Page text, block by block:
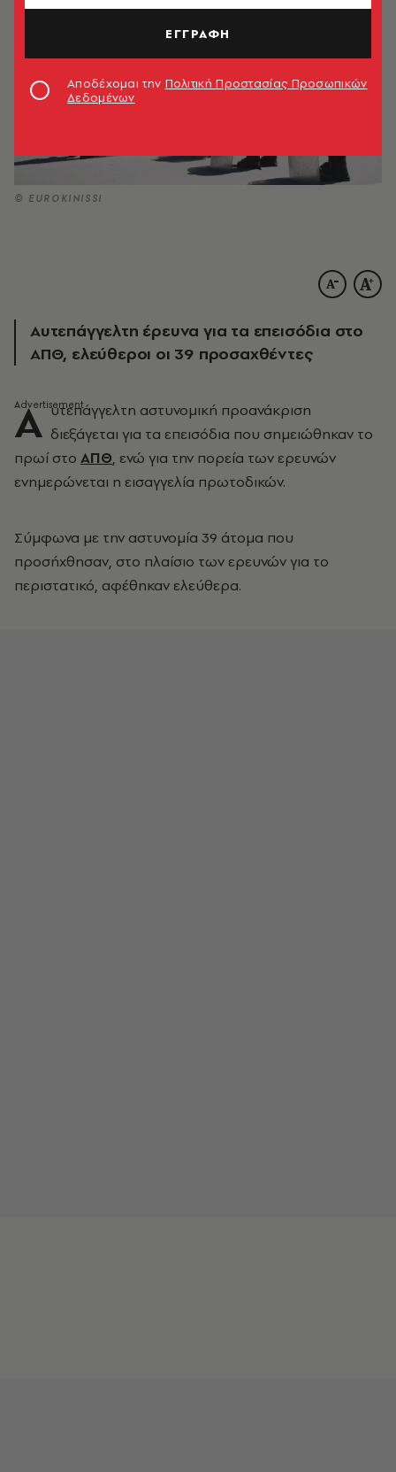
© EUROKINISSI
Αυτεπάγγελτη έρευνα για τα επεισόδια στο
ΑΠΘ, ελεύθεροι οι 39 προσαχθέντες
Α υτεπάγγελτη αστυνομική προανάκριση
διεξάγεται για τα επεισόδια που σημειώθηκαν το
πρωί στο ΑΠΘ, ενώ για την πορεία των ερευνών
ενημερώνεται η εισαγγελία πρωτοδικών.
Σύμφωνα με την αστυνομία 39 άτομα που
προσήχθησαν, στο πλαίσιο των ερευνών για το
περιστατικό, αφέθηκαν ελεύθερα.
ΕΓΓΡΑΦΗ
Αποδέχομαι την Πολιτική Προστασίας Προσωπικών
Δεδομένων